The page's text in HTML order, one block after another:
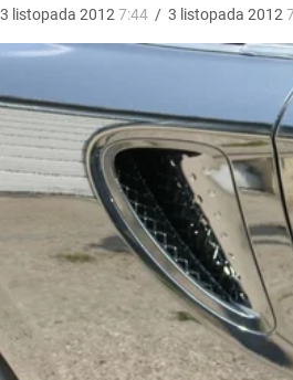
3 listopada 2012 7:44 / 3 listopada 2012